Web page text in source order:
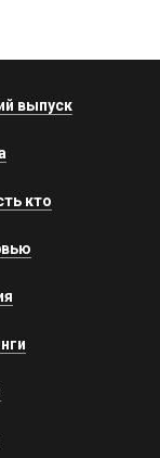
выпуск
кто